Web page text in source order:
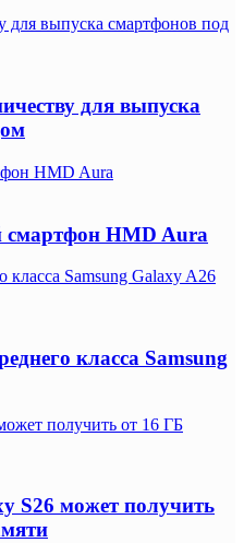
для выпуска смартфонов под
для выпуска
HMD Aura
смартфон HMD Aura
класса Samsung Galaxy A26
класса Samsung
получить от 16 ГБ
S26 может получить